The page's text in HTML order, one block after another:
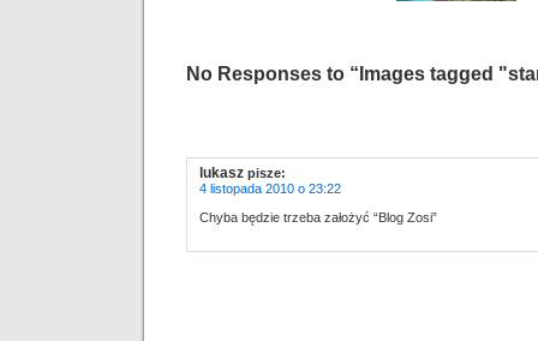
No Responses to “Images tagged
lukasz pisze:
4 listopada 2010 o 23:22
Chyba będzie trzeba założyć “Blog Zosi”